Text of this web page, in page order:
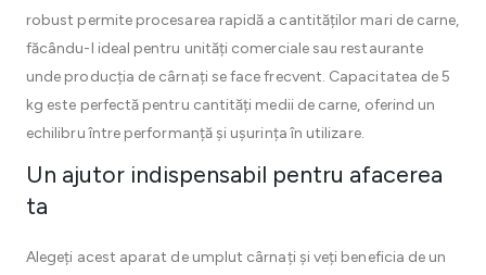
robust permite procesarea rapidă a cantităților mari de carne,
făcându-l ideal pentru unități comerciale sau restaurante
unde producția de cârnați se face frecvent. Capacitatea de 5
kg este perfectă pentru cantități medii de carne, oferind un
echilibru între performanță și ușurința în utilizare.
Un ajutor indispensabil pentru afacerea
ta
Alegeți acest aparat de umplut cârnați și veți beneficia de un